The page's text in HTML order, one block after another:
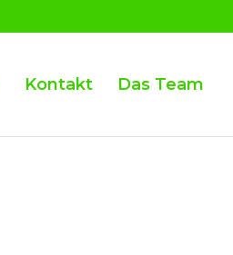
Kontakt Das Team